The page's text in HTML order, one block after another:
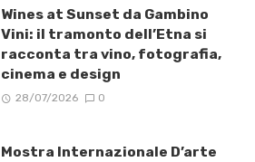
Wines at Sunset da Gambino
Vini: il tramonto dell’Etna si
racconta tra vino, fotografia,
cinema e design
28/07/2026 0
Mostra Internazionale D’arte